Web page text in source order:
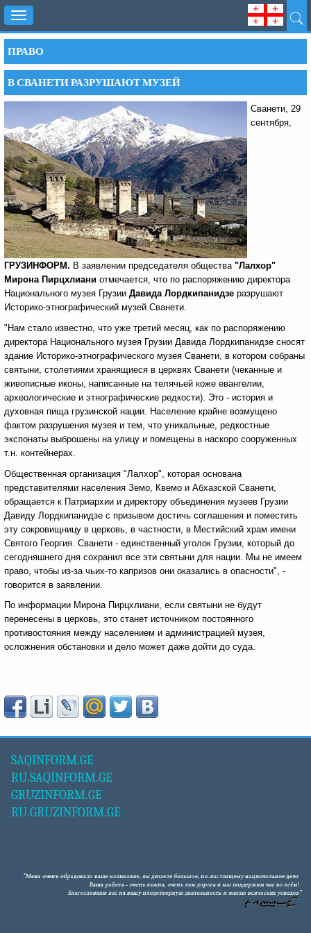
Toggle
navigation
ПРАВО
В СВАНЕТИ РАЗРУШАЮТ МУЗЕЙ
Сванети, 29
сентября,
ГРУЗИНФОРМ. В заявлении председателя общества "Лалхор"
Мирона Пирцхлиани отмечается, что по распоряжению директора
Национального музея Грузии Давида Лордкипанидзе разрушают
Историко-этнографический музей Сванети.
"Нам стало известно, что уже третий месяц, как по распоряжению
директора Национального музея Грузии Давида Лордкипанидзе сносят
здание Историко-этнографического музея Сванети, в котором собраны
святыни, столетиями хранящиеся в церквях Сванети (чеканные и
живописные иконы, написанные на телячьей коже евангелии,
археологические и этнографические редкости). Это - история и
духовная пища грузинской нации. Население крайне возмущено
фактом разрушения музея и тем, что уникальные, редкостные
экспонаты выброшены на улицу и помещены в наскоро сооруженных
т.н. контейнерах.
Общественная организация "Лалхор", которая основана
представителями населения Земо, Квемо и Абхазской Сванети,
обращается к Патриархии и директору объединения музеев Грузии
Давиду Лордкипанидзе с призывом достичь соглашения и поместить
эту сокровищницу в церковь, в частности, в Местийский храм имени
Святого Георгия. Сванети - единственный уголок Грузии, который до
сегодняшнего дня сохранил все эти святыни для нации. Мы не имеем
право, чтобы из-за чьих-то капризов они оказались в опасности", -
говорится в заявлении.
По информации Мирона Пирцхлиани, если святыни не будут
перенесены в церковь, это станет источником постоянного
противостояния между населением и администрацией музея,
осложнения обстановки и дело может даже дойти до суда.
SAQINFORM.GE
RU.SAQINFORM.GE
GRUZINFORM.GE
RU.GRUZINFORM.GE